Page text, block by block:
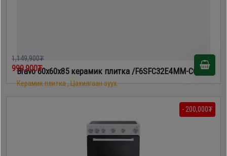
Bravo 60х60х85 керамик плитка /F6SFC32E4MM-CC/
Керамик плитка , Цахилгаан зуух
1,149,900₮
999,900₮
- 200,000₮